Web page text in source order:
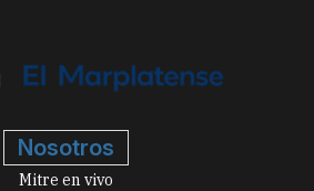
Nosotros
Mitre en vivo